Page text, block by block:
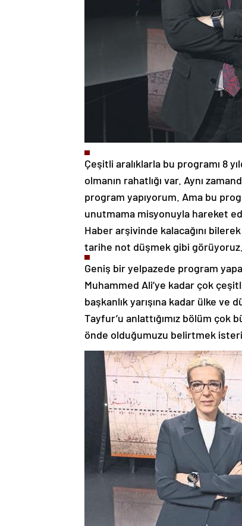
Çeşitli aralıklarla bu programı 8
olmanın rahatlığı var. Aynı
program yapıyorum. Ama bu
unutmama misyonuyla hareket
Haber arşivinde kalacağını
tarihe not düşmek gibi görüyoruz.
Geniş bir yelpazede program
Muhammed Ali’ye kadar çok
başkanlık yarışına kadar ülke ve
Tayfur’u anlattığımız bölüm çok
önde olduğumuzu belirtmek